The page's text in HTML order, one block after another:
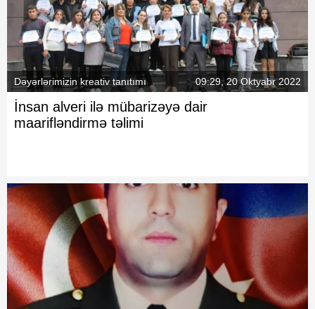
Dəyərlərimizin kreativ tanıtımı 09:29, 20 Oktyabr 2022
İnsan alveri ilə mübarizəyə dair
maarifləndirmə təlimi